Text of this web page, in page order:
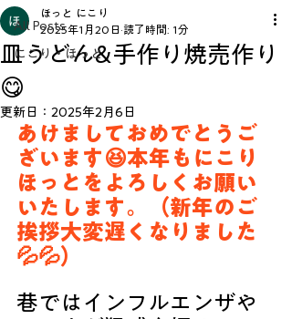
All Posts
にこり・ほっと
皿うどん&手作り焼売作り
😋
ほっと にこり
2025年1月20日 読了時間: 1分
更新日： 2025年2月6日
あけましておめでとうご
ざいます😆本年もにこり
ほっとをよろしくお願い
いたします。（新年のご
挨拶大変遅くなりました
💦💦）
巷ではインフルエンザや